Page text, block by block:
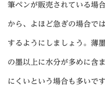
筆ペンが販売されている場
から、よほど急ぎの場合で
するようにしましょう。薄
の墨以上に水分が多めに含
にくいという場合も多いで